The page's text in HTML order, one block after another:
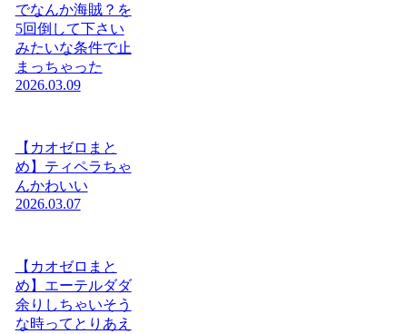
でなんか海賊？を
5回倒して下さい
みたいな条件で止
まっちゃった
2026.03.09
【カオゼロまと
め】ティペラちゃ
んかわいい
2026.03.07
【カオゼロまと
め】エーテルダダ
余りしちゃいそう
な時ってとりあえ